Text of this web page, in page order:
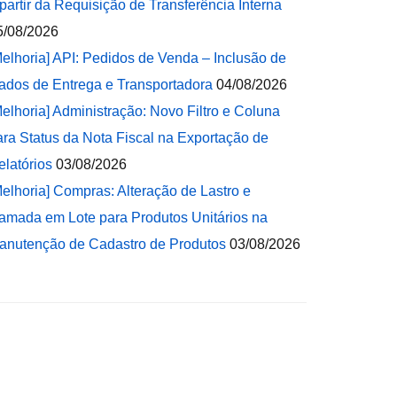
da Requisição de Transferência Interna
08/2026
API: Pedidos de Venda – Inclusão de
de Entrega e Transportadora 04/08/2026
Administração: Novo Filtro e Coluna
Status da Nota Fiscal na Exportação de
03/08/2026
Compras: Alteração de Lastro e
em Lote para Produtos Unitários na
de Cadastro de Produtos 03/08/2026